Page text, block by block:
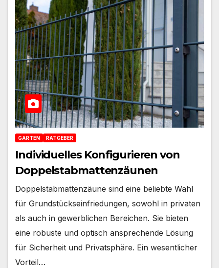
GARTEN RATGEBER
Individuelles Konfigurieren von
Doppelstabmattenzäunen
Doppelstabmattenzäune sind eine beliebte Wahl
für Grundstückseinfriedungen, sowohl in privaten
als auch in gewerblichen Bereichen. Sie bieten
eine robuste und optisch ansprechende Lösung
für Sicherheit und Privatsphäre. Ein wesentlicher
Vorteil…